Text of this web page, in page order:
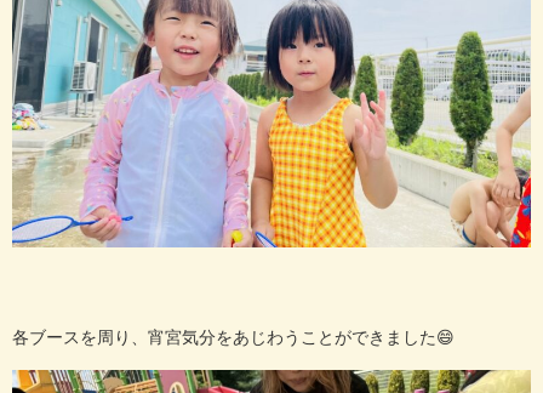
各ブースを周り、宵宮気分をあじわうことができました😄